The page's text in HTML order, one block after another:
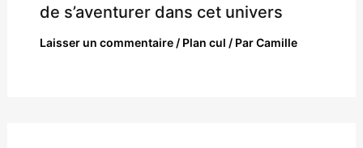
de s’aventurer dans cet univers
Laisser un commentaire / Plan cul / ParCamille